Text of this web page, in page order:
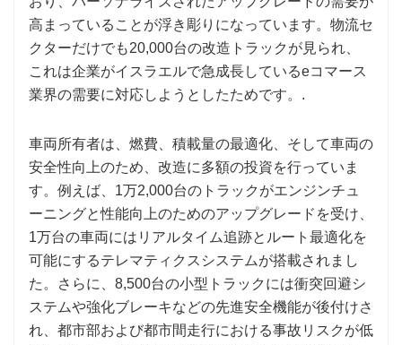
高まっていることが浮き彫りになっています。物流セ
クターだけでも20,000台の改造トラックが見られ、
これは企業がイスラエルで急成長しているeコマース
業界の需要に対応しようとしたためです。.
車両所有者は、燃費、積載量の最適化、そして車両の
安全性向上のため、改造に多額の投資を行っていま
す。例えば、1万2,000台のトラックがエンジンチュ
ーニングと性能向上のためのアップグレードを受け、
1万台の車両にはリアルタイム追跡とルート最適化を
可能にするテレマティクスシステムが搭載されまし
た。さらに、8,500台の小型トラックには衝突回避シ
ステムや強化ブレーキなどの先進安全機能が後付けさ
れ、都市部および都市間走行における事故リスクが低